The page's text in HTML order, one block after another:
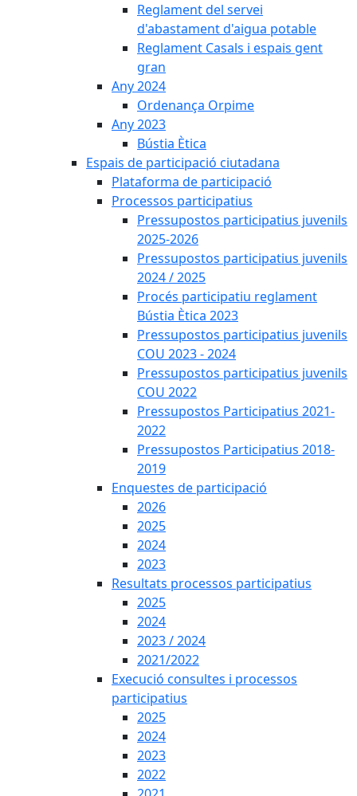
Reglament del servei
d'abastament d'aigua potable
Reglament Casals i espais gent
gran
Any 2024
Ordenança Orpime
Any 2023
Bústia Ètica
Espais de participació ciutadana
Plataforma de participació
Processos participatius
Pressupostos participatius juvenils
2025-2026
Pressupostos participatius juvenils
2024 / 2025
Procés participatiu reglament
Bústia Ètica 2023
Pressupostos participatius juvenils
COU 2023 - 2024
Pressupostos participatius juvenils
COU 2022
Pressupostos Participatius 2021-
2022
Pressupostos Participatius 2018-
2019
Enquestes de participació
2026
2025
2024
2023
Resultats processos participatius
2025
2024
2023 / 2024
2021/2022
Execució consultes i processos
participatius
2025
2024
2023
2022